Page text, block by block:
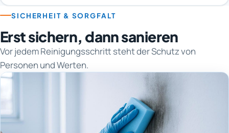
SICHERHEIT & SORGFALT
Erst sichern, dann sanieren
Vor jedem Reinigungsschritt steht der Schutz von
Personen und Werten.